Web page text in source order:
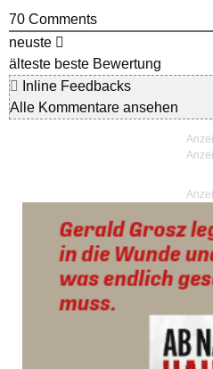
70 Comments
neuste
älteste beste Bewertung
Inline Feedbacks
Alle Kommentare ansehen